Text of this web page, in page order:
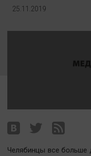
Общество
Архив
Наша победа
25.11.2019
Челябинцы все больше